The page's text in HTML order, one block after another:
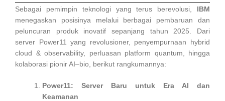
Sebagai pemimpin teknologi yang terus berevolusi, IBM
menegaskan posisinya melalui berbagai pembaruan dan
peluncuran produk inovatif sepanjang tahun 2025. Dari
server Power11 yang revolusioner, penyempurnaan hybrid
cloud & observability, perluasan platform quantum, hingga
kolaborasi pionir AI–bio, berikut rangkumannya:
Power11: Server Baru untuk Era AI dan
Keamanan